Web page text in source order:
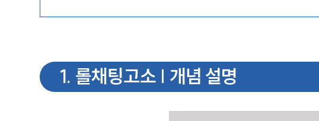
1. 롤채팅고소 | 개념 설명